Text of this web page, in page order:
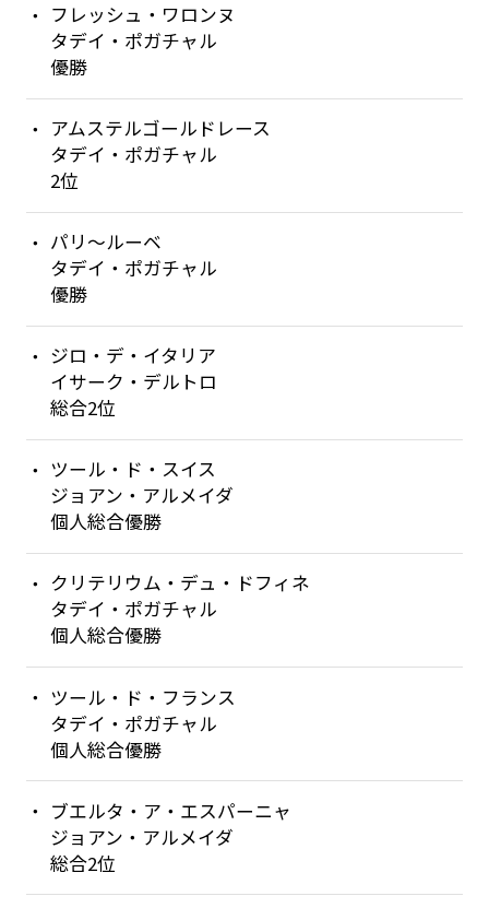
フレッシュ・ワロンヌ
タデイ・ポガチャル
優勝
アムステルゴールドレース
タデイ・ポガチャル
2位
パリ〜ルーベ
タデイ・ポガチャル
優勝
ジロ・デ・イタリア
イサーク・デルトロ
総合2位
ツール・ド・スイス
ジョアン・アルメイダ
個人総合優勝
クリテリウム・デュ・ドフィネ
タデイ・ポガチャル
個人総合優勝
ツール・ド・フランス
タデイ・ポガチャル
個人総合優勝
ブエルタ・ア・エスパーニャ
ジョアン・アルメイダ
総合2位